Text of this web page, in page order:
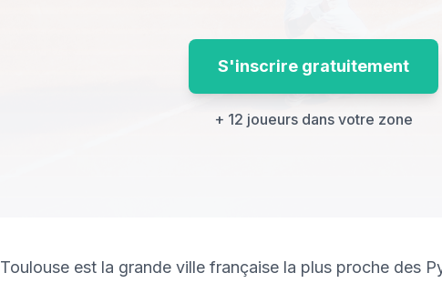
S'inscrire gratuitement
+ 12 joueurs dans votre zone
Toulouse est la grande ville française la plus proche des